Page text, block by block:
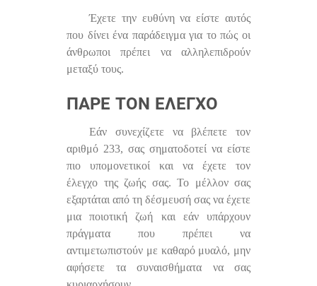
Έχετε την ευθύνη να είστε αυτός
που δίνει ένα παράδειγμα για το πώς οι
άνθρωποι πρέπει να αλληλεπιδρούν
μεταξύ τους.
ΠΆΡΕ ΤΟΝ ΈΛΕΓΧΟ
Εάν συνεχίζετε να βλέπετε τον
αριθμό 233, σας σηματοδοτεί να είστε
πιο υπομονετικοί και να έχετε τον
έλεγχο της ζωής σας. Το μέλλον σας
εξαρτάται από τη δέσμευσή σας να έχετε
μια ποιοτική ζωή και εάν υπάρχουν
πράγματα που πρέπει να
αντιμετωπιστούν με καθαρό μυαλό, μην
αφήσετε τα συναισθήματα να σας